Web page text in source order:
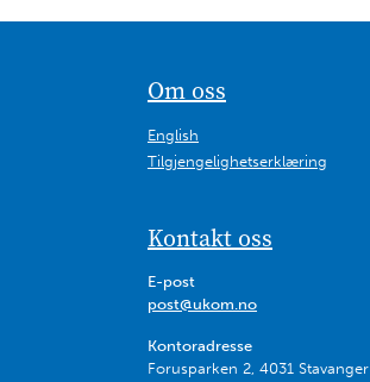
Om oss
English
Tilgjengelighetserklæring
Kontakt oss
E-post
post@ukom.no
Kontoradresse
Forusparken 2, 4031 Stavanger